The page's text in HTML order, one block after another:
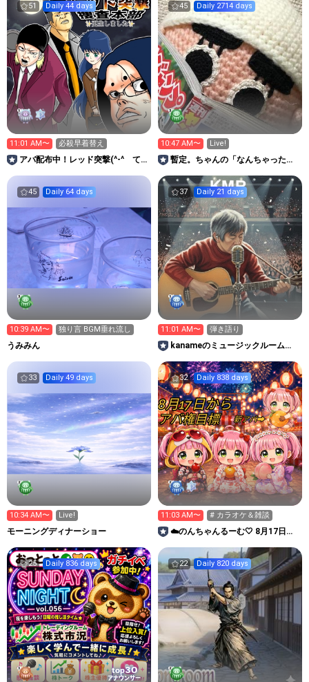
51 Daily 44 days
11:01 AM〜 必殺早着替え
アバ配布中！レッド突撃(^-^ゞて
45 Daily 2714 days
10:47 AM〜 Live!
暫定。ちゃんの「なんちゃった！
45 Daily 64 days
10:39 AM〜 独り言 BGM垂れ流し
うみみん
37 Daily 21 days
11:01 AM〜 弾き語り
kanameのミュージックルーム
33 Daily 49 days
10:34 AM〜 Live!
モーニングディナーショー
32 Daily 838 days
11:03 AM〜 # カラオケ＆雑談
︎︎☁️︎︎のんちゃんるーむ︎🤍 8月17日ガ
25 Daily 836 days
top30
アナウンサー
22 Daily 820 days